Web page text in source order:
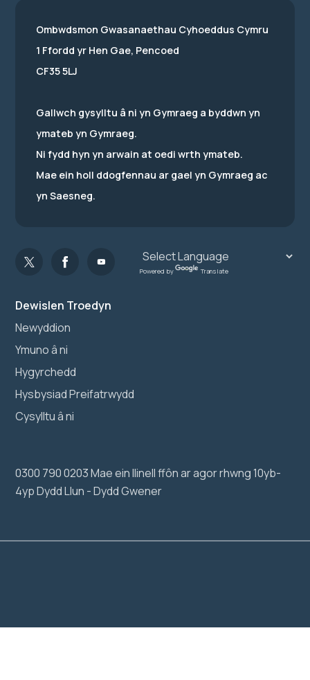
Dewislen Troedyn
Newyddion
Ymuno â ni
Hygyrchedd
Hysbysiad Preifatrwydd
Cysylltu â ni
0300 790 0203 Mae ein llinell ffôn ar agor rhwng 10yb-
4yp Dydd Llun - Dydd Gwener
Ombwdsmon Gwasanaethau Cyhoeddus Cymru
1 Ffordd yr Hen Gae, Pencoed
CF35 5LJ
Gallwch gysylltu â ni yn Gymraeg a byddwn yn
ymateb yn Gymraeg.
Ni fydd hyn yn arwain at oedi wrth ymateb.
Mae ein holl ddogfennau ar gael yn Gymraeg ac
yn Saesneg.
Powered by Translate